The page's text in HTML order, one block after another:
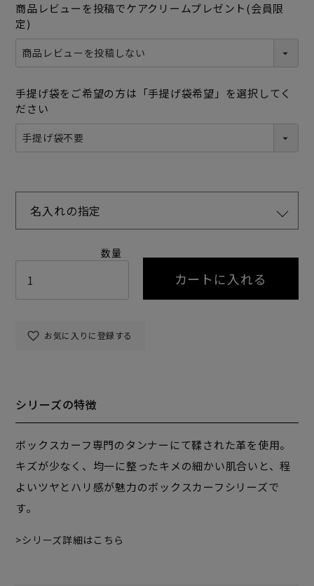
お気に入りに登録する
カートに入れる
商品レビューを投稿でケアクリームプレゼント(会員限
定)
手提げ袋をご希望の方は「手提げ袋希望」を選択してく
ださい
名入れの指定
シリーズの特徴
ボックスカーフ専門のタンナーにて鞣された革を使用。
キズが少なく、均一に整ったキメの細かい肌合いと、程
よいツヤとハリ感が魅力のボックスカーフシリーズで
す。
シリーズ詳細はこちら